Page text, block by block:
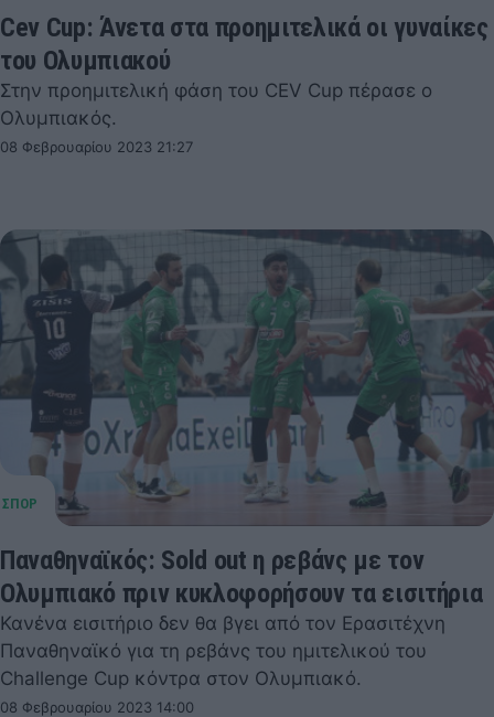
Cev Cup: Άνετα στα προημιτελικά οι γυναίκες
του Ολυμπιακού
Στην προημιτελική φάση του CEV Cup πέρασε ο
Ολυμπιακός.
08 Φεβρουαρίου 2023 21:27
Παναθηναϊκός: Sold out η ρεβάνς με τον
Ολυμπιακό πριν κυκλοφορήσουν τα εισιτήρια
Κανένα εισιτήριο δεν θα βγει από τον Ερασιτέχνη
Παναθηναϊκό για τη ρεβάνς του ημιτελικού του
Challenge Cup κόντρα στον Ολυμπιακό.
08 Φεβρουαρίου 2023 14:00